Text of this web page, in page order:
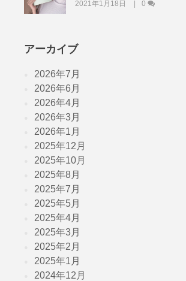
2021年1月18日 0
アーカイブ
2026年7月
2026年6月
2026年4月
2026年3月
2026年1月
2025年12月
2025年10月
2025年8月
2025年7月
2025年5月
2025年4月
2025年3月
2025年2月
2025年1月
2024年12月